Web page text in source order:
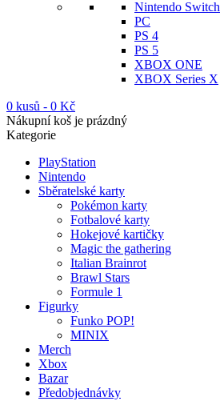
Nintendo Switch
PC
PS 4
PS 5
XBOX ONE
XBOX Series X
0 kusů - 0 Kč
Nákupní koš je prázdný
Kategorie
PlayStation
Nintendo
Sběratelské karty
Pokémon karty
Fotbalové karty
Hokejové kartičky
Magic the gathering
Italian Brainrot
Brawl Stars
Formule 1
Figurky
Funko POP!
MINIX
Merch
Xbox
Bazar
Předobjednávky